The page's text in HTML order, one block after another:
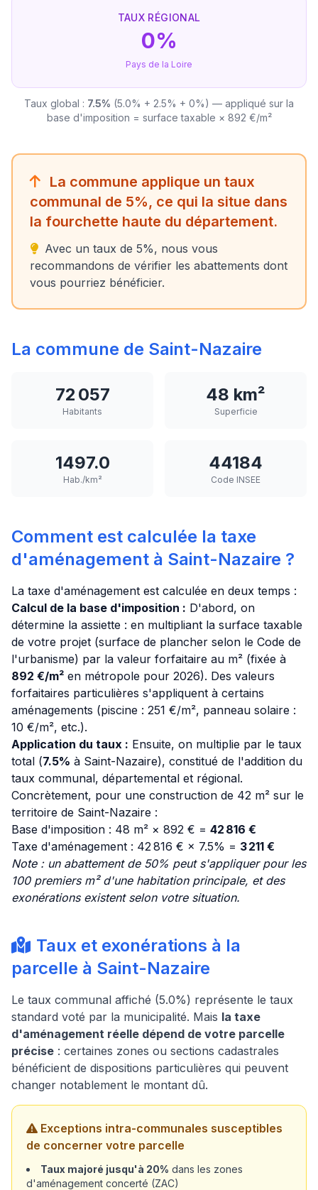
TAUX RÉGIONAL
0%
Pays de la Loire
Taux global : 7.5% (5.0% + 2.5% + 0%) — appliqué sur la
base d'imposition = surface taxable × 892 €/m²
La commune applique un taux
communal de 5%, ce qui la situe dans
la fourchette haute du département.
Avec un taux de 5%, nous vous
recommandons de vérifier les abattements dont
vous pourriez bénéficier.
La commune de Saint-Nazaire
72 057
Habitants
48 km²
Superficie
1497.0
Hab./km²
44184
Code INSEE
Comment est calculée la taxe
d'aménagement à Saint-Nazaire ?
La taxe d'aménagement est calculée en deux temps :
Calcul de la base d'imposition : D'abord, on
détermine la assiette : en multipliant la surface taxable
de votre projet (surface de plancher selon le Code de
l'urbanisme) par la valeur forfaitaire au m² (fixée à
892 €/m² en métropole pour 2026). Des valeurs
forfaitaires particulières s'appliquent à certains
aménagements (piscine : 251 €/m², panneau solaire :
10 €/m², etc.).
Application du taux : Ensuite, on multiplie par le taux
total (7.5% à Saint-Nazaire), constitué de l'addition du
taux communal, départemental et régional.
Concrètement, pour une construction de 42 m² sur le
territoire de Saint-Nazaire :
Base d'imposition : 48 m² × 892 € = 42 816 €
Taxe d'aménagement : 42 816 € × 7.5% = 3 211 €
Note : un abattement de 50% peut s'appliquer pour les
100 premiers m² d'une habitation principale, et des
exonérations existent selon votre situation.
Taux et exonérations à la
parcelle à Saint-Nazaire
Le taux communal affiché (5.0%) représente le taux
standard voté par la municipalité. Mais la taxe
d'aménagement réelle dépend de votre parcelle
précise : certaines zones ou sections cadastrales
bénéficient de dispositions particulières qui peuvent
changer notablement le montant dû.
Exceptions intra-communales susceptibles
de concerner votre parcelle
Taux majoré jusqu'à 20% dans les zones
d'aménagement concerté (ZAC)